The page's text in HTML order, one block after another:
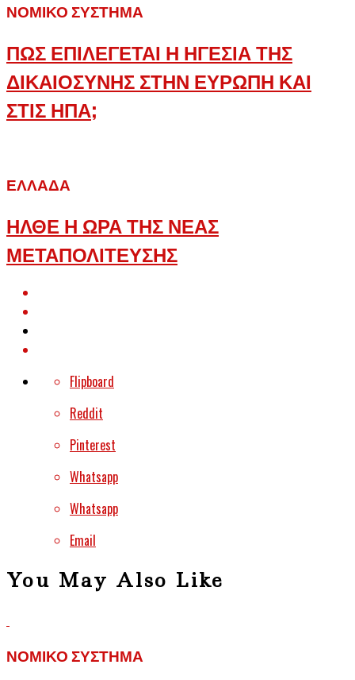
ΝΟΜΙΚΌ ΣΎΣΤΗΜΑ
ΠΩΣ ΕΠΙΛΕΓΕΤΑΙ Η ΗΓΕΣΙΑ ΤΗΣ
ΔΙΚΑΙΟΣΥΝΗΣ ΣΤΗΝ ΕΥΡΩΠΗ ΚΑΙ
ΣΤΙΣ ΗΠΑ;
ΕΛΛΆΔΑ
ΗΛΘΕ Η ΩΡΑ ΤΗΣ ΝΕΑΣ
ΜΕΤΑΠΟΛΙΤΕΥΣΗΣ
Flipboard
Reddit
Pinterest
Whatsapp
Whatsapp
Email
You May Also Like
ΝΟΜΙΚΌ ΣΎΣΤΗΜΑ